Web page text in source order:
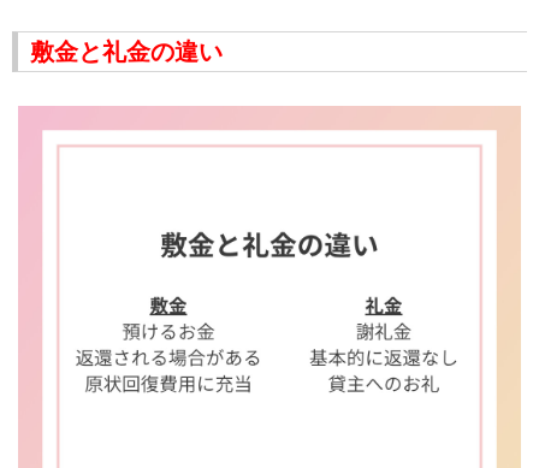
敷金と礼金の違い